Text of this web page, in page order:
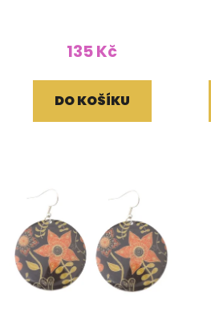
135 Kč
DO KOŠÍKU